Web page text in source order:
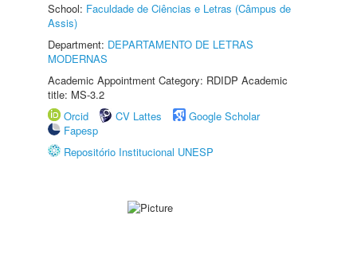
School: Faculdade de Ciências e Letras (Câmpus de
Assis)
Department: DEPARTAMENTO DE LETRAS
MODERNAS
Academic Appointment Category: RDIDP Academic
title: MS-3.2
Orcid
CV Lattes
Google Scholar
Fapesp
Repositório Institucional UNESP